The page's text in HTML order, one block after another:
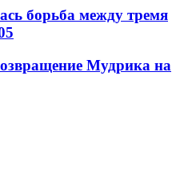
борьба между тремя
Мудрика на